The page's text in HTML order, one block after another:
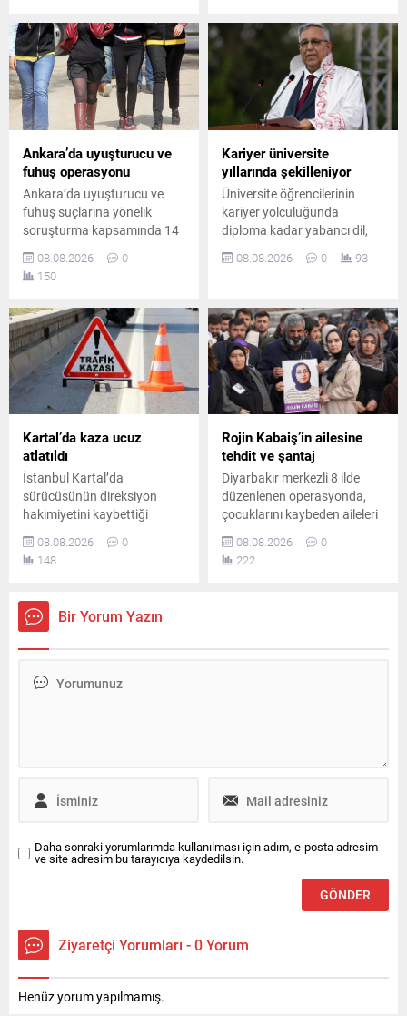
kusurlu kabul etti. Çiftin
boşanmasına karar verildi.
failinin Nevzat Bahtiyar
olduğunu öne sürdü.
Ankara’da uyuşturucu ve
fuhuş operasyonu
Ankara’da uyuşturucu ve
fuhuş suçlarına yönelik
soruşturma kapsamında 14
kararı verildi. Düzenlenen
operasyonda 8 şüpheli
şüphelilerin yakalanması için
çalışmalar sürüyor.
08.08.2026
0
150
Kariyer üniversite
yıllarında şekilleniyor
Üniversite öğrencilerinin
kariyer yolculuğunda
diploma kadar yabancı dil,
uygulamalı deneyimin de
gençlere önemli mesajlar
verdi.
08.08.2026 0 93
Kartal’da kaza ucuz
atlatıldı
İstanbul Kartal’da
sürücüsünün direksiyon
hakimiyetini kaybettiği
otomobilin park halindeki üç
araca çarpmasıyla meydana
gelen kazada iki kişi
hastaneye kaldırılırken polis
inceleme başlattı.
08.08.2026
0
148
Rojin Kabaiş’in ailesine
tehdit ve şantaj
Diyarbakır merkezli 8 ilde
düzenlenen operasyonda,
çocuklarını kaybeden aileleri
tehdit ve şantajla hedef
aldığı belirlenen 10 şüpheli
yakalandı. Şüphelilerden 2’si
08.08.2026
0
222
Bir Yorum Yazın
Daha sonraki yorumlarımda kullanılması için adım, e-posta adresim
ve site adresim bu tarayıcıya kaydedilsin.
Ziyaretçi Yorumları - 0 Yorum
Henüz yorum yapılmamış.